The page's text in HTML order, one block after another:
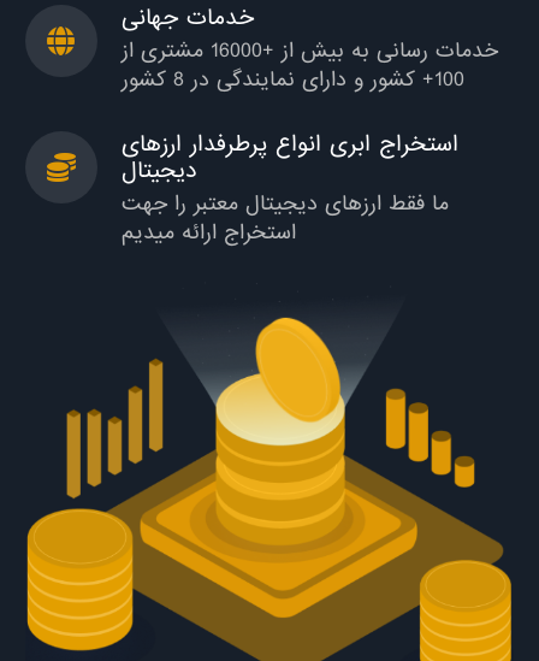
خدمات جهانی
خدمات رسانی به بیش از +16000 مشتری از
100+ کشور و دارای نمایندگی در 8 کشور
استخراج ابری انواع پرطرفدار ارزهای
دیجیتال
ما فقط ارزهای دیجیتال معتبر را جهت
استخراج ارائه میدیم